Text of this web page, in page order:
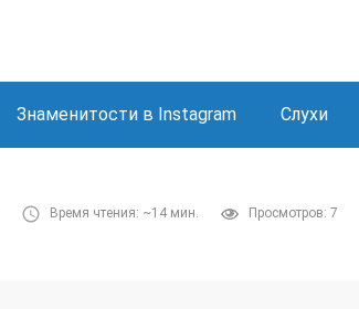
Знаменитости в Instagram Слухи
Время чтения: ~14 мин. Просмотров: 7